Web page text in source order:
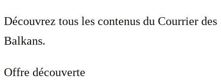
Découvrez tous les contenus du Courrier des
Balkans.
Offre découverte